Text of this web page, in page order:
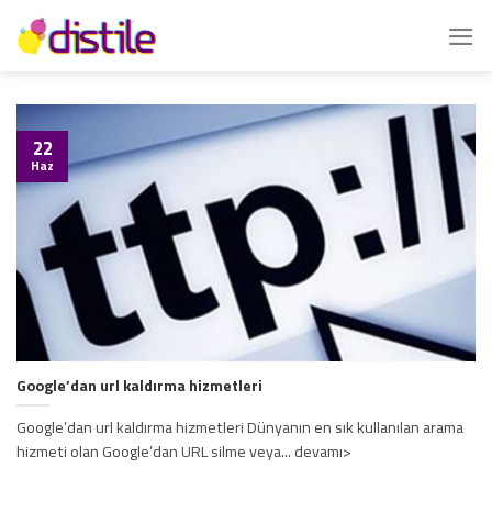
İçeriğe
atla
Google’dan url kaldırma hizmetleri
Google’dan url kaldırma hizmetleri Dünyanın en sık kullanılan arama
hizmeti olan Google’dan URL silme veya... devamı>
22
Haz